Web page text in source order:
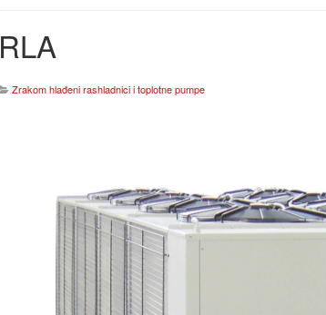
RLA
Zrakom hlađeni rashladnici i toplotne pumpe